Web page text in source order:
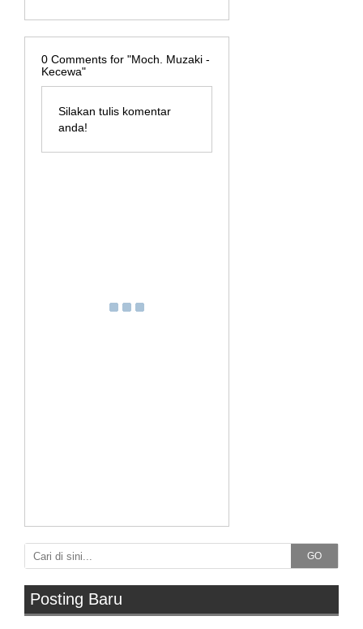
0 Comments for "Moch. Muzaki -
Kecewa"
Silakan tulis komentar
anda!
GO
Posting Baru